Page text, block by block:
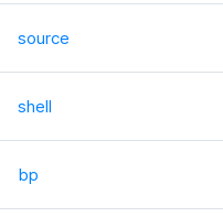
source
shell
bp